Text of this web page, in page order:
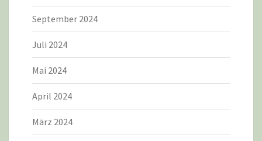
September 2024
Juli 2024
Mai 2024
April 2024
März 2024